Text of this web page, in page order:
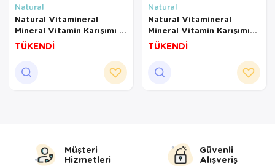
Natural
Natural Vitamineral
Mineral Vitamin Karışımı 1
Kg
TÜKENDİ
Natural
Natural Vitamineral
Mineral Vitamin Karışımı
2,5 Kg
TÜKENDİ
Müşteri
Hizmetleri
Güvenli
Alışveriş